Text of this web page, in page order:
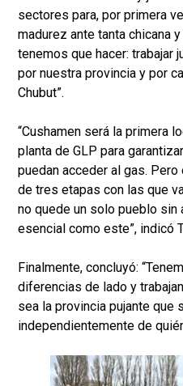
sectores para, por primera
madurez ante tanta chicana
tenemos que hacer: trabajar
por nuestra provincia y por
Chubut”.
“Cushamen será la primera
planta de GLP para
puedan acceder al gas.
de tres etapas con las que
no quede un solo pueblo sin
esencial como este”, indicó
Finalmente, concluyó:
diferencias de lado y
sea la provincia pujante que
independientemente de